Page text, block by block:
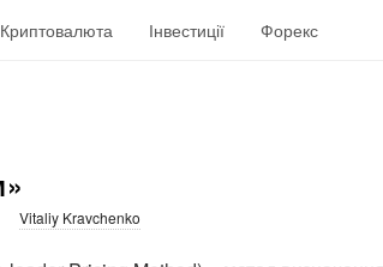
Криптовалюта Інвестиції Форекс
Vitaliy Kravchenko